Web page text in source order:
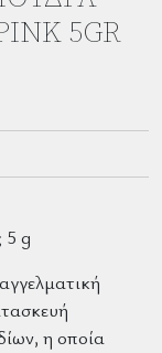
5GR
5 g
η οποία